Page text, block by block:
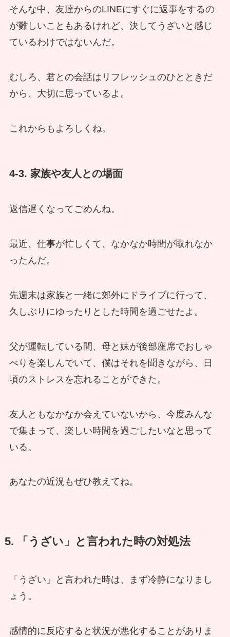
そんな中、友達からのLINEにすぐに返事をするの
が難しいこともあるけれど、決してうざいと感じ
ているわけではないんだ。
むしろ、君との会話はリフレッシュのひとときだ
から、大切に思っているよ。
これからもよろしくね。
4-3. 家族や友人との場面
返信遅くなってごめんね。
最近、仕事が忙しくて、なかなか時間が取れなか
ったんだ。
先週末は家族と一緒に郊外にドライブに行って、
久しぶりにゆったりとした時間を過ごせたよ。
父が運転している間、母と妹が後部座席でおしゃ
べりを楽しんでいて、僕はそれを聞きながら、日
頃のストレスを忘れることができた。
友人ともなかなか会えていないから、今度みんな
で集まって、楽しい時間を過ごしたいなと思って
いる。
あなたの近況もぜひ教えてね。
5. 「うざい」と言われた時の対処法
「うざい」と言われた時は、まず冷静になりまし
ょう。
感情的に反応すると状況が悪化することがありま